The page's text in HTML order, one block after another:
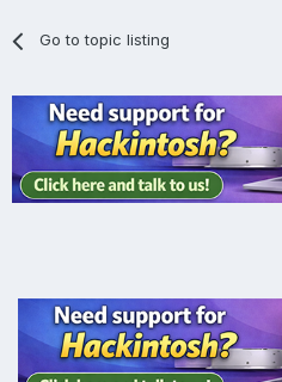
Go to topic listing